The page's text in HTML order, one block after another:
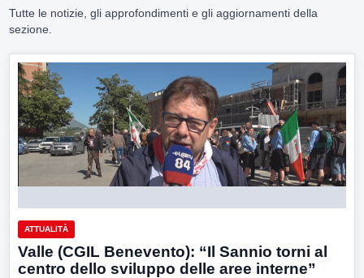
Tutte le notizie, gli approfondimenti e gli aggiornamenti della
sezione.
ATTUALITÀ
Valle (CGIL Benevento): “Il Sannio torni al
centro dello sviluppo delle aree interne”